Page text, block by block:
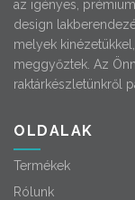
az igényes,
design
melyek
meggyőztek. Az
raktárkészletünkről
OLDALAK
Termékek
Rólunk